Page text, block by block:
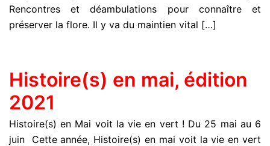
Rencontres et déambulations pour connaître et
préserver la flore. Il y va du maintien vital […]
Histoire(s) en mai, édition
2021
Histoire(s) en Mai voit la vie en vert ! Du 25 mai au 6
juin Cette année, Histoire(s) en mai voit la vie en vert